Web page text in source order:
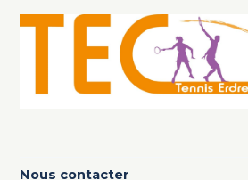
Nous contacter